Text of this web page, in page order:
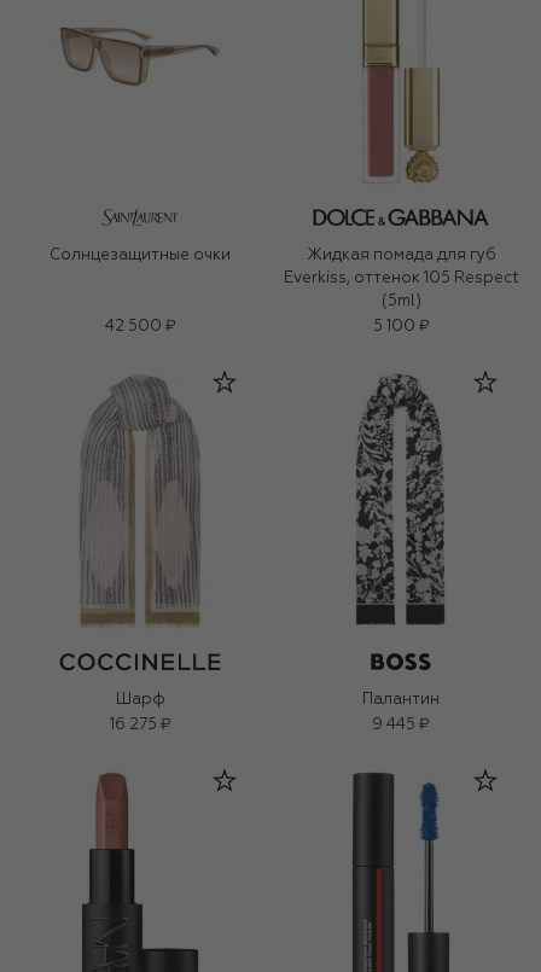
Солнцезащитные очки
42 500 ₽
Жидкая помада для губ
Everkiss, оттенок 105 Respect
(5ml)
5 100 ₽
Шарф
16 275 ₽
Палантин
9 445 ₽